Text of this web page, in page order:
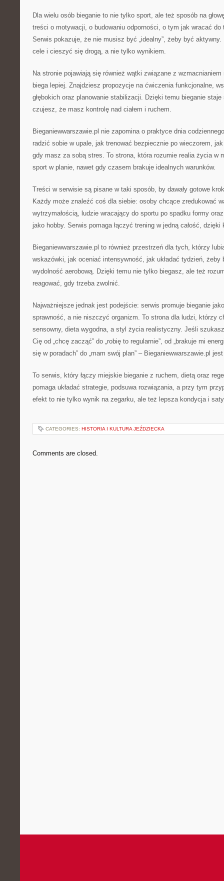
Dla wielu osób bieganie to nie tylko sport, ale też sposób na
treści o motywacji, o budowaniu odporności, o tym jak wracać do
Serwis pokazuje, że nie musisz być „idealny”, żeby być
cele i cieszyć się drogą, a nie tylko wynikiem.
Na stronie pojawiają się również wątki związane z
biega lepiej. Znajdziesz propozycje na ćwiczenia funkcjonalne,
głębokich oraz planowanie stabilizacji. Dzięki temu bieganie
czujesz, że masz kontrolę nad ciałem i ruchem.
Bieganiewwarszawie.pl nie zapomina o praktyce dnia
radzić sobie w upale, jak trenować bezpiecznie po wieczorem,
gdy masz za sobą stres. To strona, która rozumie realia życia w
sport w planie, nawet gdy czasem brakuje idealnych warunków.
Treści w serwisie są pisane w taki sposób, by dawały gotowe
Każdy może znaleźć coś dla siebie: osoby chcące zredukować
wytrzymałością, ludzie wracający do sportu po spadku formy
jako hobby. Serwis pomaga łączyć trening w jedną całość,
Bieganiewwarszawie.pl to również przestrzeń dla tych, którzy
wskazówki, jak oceniać intensywność, jak układać tydzień, żeby
wydolność aerobową. Dzięki temu nie tylko biegasz, ale też
reagować, gdy trzeba zwolnić.
Najważniejsze jednak jest podejście: serwis promuje bieganie
sprawność, a nie niszczyć organizm. To strona dla ludzi, którzy
sensowny, dieta wygodna, a styl życia realistyczny. Jeśli
Cię od „chcę zacząć” do „robię to regularnie”, od „brakuje mi
się w poradach” do „mam swój plan” – Bieganiewwarszawie.pl
To serwis, który łączy miejskie bieganie z ruchem, dietą oraz
pomaga układać strategie, podsuwa rozwiązania, a przy tym
efekt to nie tylko wynik na zegarku, ale też lepsza kondycja i
CATEGORIES: HISTORIA I KULTURA JEŹDZIECKA
Comments are closed.